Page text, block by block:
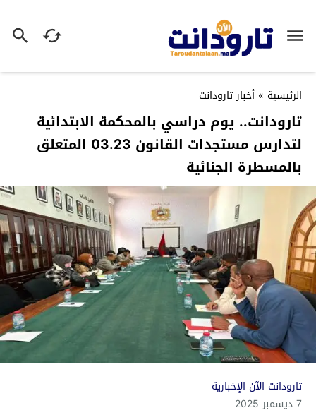
الرئيسية » أخبار تارودانت
تارودانت.. يوم دراسي بالمحكمة الابتدائية
لتدارس مستجدات القانون 03.23 المتعلق
بالمسطرة الجنائية
تارودانت الآن الإخبارية
7 ديسمبر 2025